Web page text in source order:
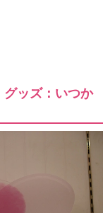
グッズ：いつか